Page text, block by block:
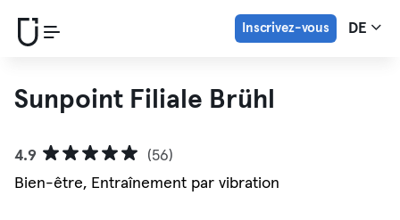
Inscrivez-vous DE
Sunpoint Filiale Brühl
4.9
(56)
Bien-être, Entraînement par vibration